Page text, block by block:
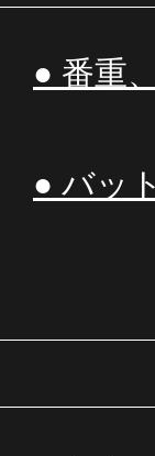
● 番重
● バッ